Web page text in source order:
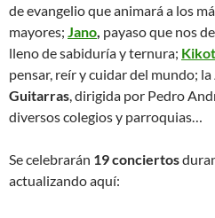
de evangelio que animará a los
mayores; Jano payaso que nos
lleno de sabiduría y ternura;
pensar, reír y cuidar del mundo; la
Guitarras , dirigida por Pedro
diversos colegios y parroquias…
Se celebrarán 19 conciertos
actualizando aquí: